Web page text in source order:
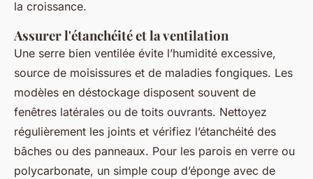
la croissance.
Assurer l'étanchéité et la ventilation
Une serre bien ventilée évite l’humidité excessive,
source de moisissures et de maladies fongiques. Les
modèles en déstockage disposent souvent de
fenêtres latérales ou de toits ouvrants. Nettoyez
régulièrement les joints et vérifiez l’étanchéité des
bâches ou des panneaux. Pour les parois en verre ou
polycarbonate, un simple coup d’éponge avec de